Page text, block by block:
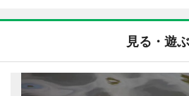
見る・遊ぶ